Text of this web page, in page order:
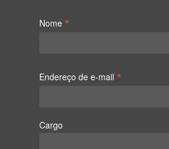
Nome *
Endereço de e-mail *
Cargo